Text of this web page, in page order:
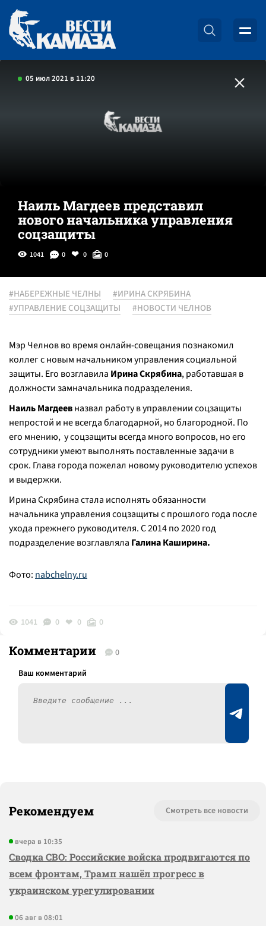
05 июл 2021 в 11:20
Наиль Магдеев представил
нового начальника управления
соцзащиты
1041 0 0 0
#НАБЕРЕЖНЫЕ ЧЕЛНЫ
#ИРИНА СКРЯБИНА
#УПРАВЛЕНИЕ СОЦЗАЩИТЫ
#НОВОСТИ ЧЕЛНОВ
Мэр Челнов во время онлайн-совещания познакомил
коллег с новым начальником управления социальной
защиты. Его возглавила Ирина Скрябина, работавшая в
должности замначальника подразделения.
Наиль Магдеевназвал работу в управлении соцзащиты
непростой и не всегда благодарной, но благородной. По
его мнению, у соцзащиты всегда много вопросов, но его
сотрудники умеют выполнять поставленные задачи в
срок. Глава города пожелал новому руководителю успехов
и выдержки.
Ирина Скрябина стала исполнять обязанности
начальника управления соцзащиты с прошлого года после
ухода прежнего руководителя. С 2014 по 2020 год
подразделение возглавляла Галина Каширина.
Фото: nabchelny.ru
1041 0 0 0
Комментарии 0
Рекомендуем Смотреть все новости
вчера в 10:35
Сводка СВО: Российские войска продвигаются по
всем фронтам, Трамп нашёл прогресс в
украинском урегулировании
06 авг в 08:01